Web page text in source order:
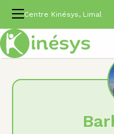
Centre Kinésys, Limal